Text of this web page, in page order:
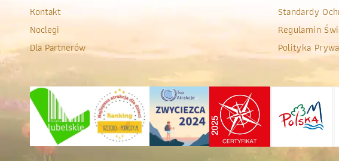
Kontakt
Noclegi
Dla Partnerów
Standardy
Regulamin
Polityka